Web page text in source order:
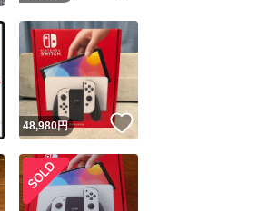
いいね！
48,980円